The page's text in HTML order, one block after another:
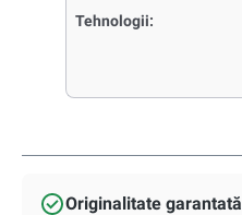
Tehnologii:
Originalitate garantată